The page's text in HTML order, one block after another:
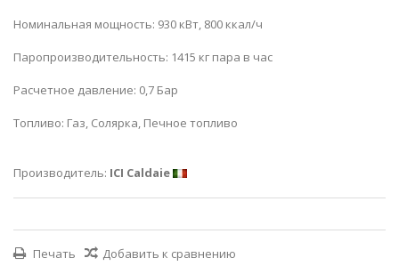
Номинальная мощность: 930 кВт, 800 ккал/ч
Паропроизводительность: 1415 кг пара в час
Расчетное давление: 0,7 Бар
Топливо: Газ, Солярка, Печное топливо
Производитель: ICI Caldaie
Печать Добавить к сравнению